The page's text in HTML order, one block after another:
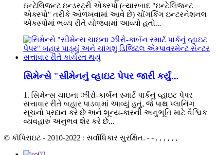
ઇન્ટેલિજન્ટ ઇન્ડસ્ટ્રી એક્સ્પો (ત્યારબાદ "ઇન્ટેલિજન્ટ
એક્સ્પો" તરીકે ઓળખવામાં આવે છે) ચોંગકિંગ ઇન્ટરનેશનલ
એક્સ્પોમાં ભવ્ય રીતે યોજવામાં આવ્યો હતો...
સિમેન્સે "સીમેનનું વ્હાઇટ પેપર જારી કર્યું...
1. સિમેન્સ ચાઇના ઝીરો-કાર્બન સ્માર્ટ પાર્કનું વ્હાઇટ પેપર
સત્તાવાર રીતે બહાર પાડવામાં આવ્યું હતું, જે પાથ પ્લાનિંગ
સૂચનો પ્રદાન કરે છે અને શૂન્ય-કારની અનુભૂતિ માટે વૈશ્વિક
વ્યવહારુ અનુભવ શેર કરે છે...
© કૉપિરાઇટ - 2010-2022 : સર્વાધિકાર સુરક્ષિત. - - , , , , , ,